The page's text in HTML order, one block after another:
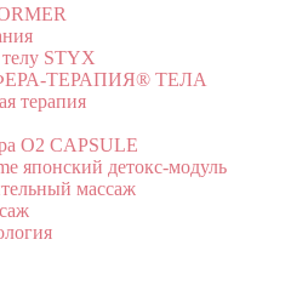
STYX
ТЕРАПИЯ® ТЕЛА
терапия
O2 CAPSULE
японский детокс-модуль
массаж